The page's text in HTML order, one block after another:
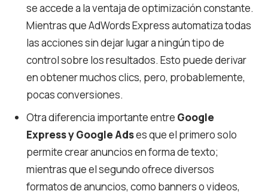
se accede a la ventaja de optimización constante.
Mientras que AdWords Express automatiza todas
las acciones sin dejar lugar a ningún tipo de
control sobre los resultados. Esto puede derivar
en obtener muchos clics, pero, probablemente,
pocas conversiones.
Otra diferencia importante entre Google
Express y Google Adses que el primero solo
permite crear anuncios en forma de texto;
mientras que el segundo ofrece diversos
formatos de anuncios, como banners o videos,